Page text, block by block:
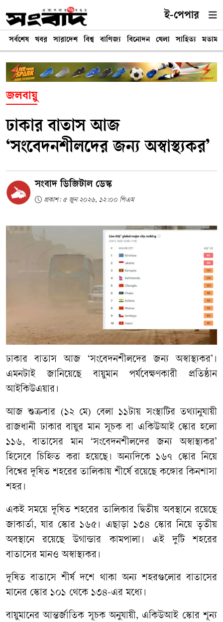
ই-পেপার
সর্বশেষ খবর সারাদেশ বিশ্ব বাণিজ্য বিনোদন খেলা সাহিত্য মতামত
জলবায়ু
ঢাকার বাতাস আজ
‘সংবেদনশীলদের জন্য অস্বাস্থ্যকর’
সংবাদ ডিজিটাল ডেস্ক
প্রকাশ: ৫ জুন ২০২৬, ১২:০০ পিএম
ঢাকার বাতাস আজ ‘সংবেদনশীলদের জন্য অস্বাস্থ্যকর’।
এমনটাই জানিয়েছে বায়ুমান পর্যবেক্ষণকারী প্রতিষ্ঠান
আইকিউএয়ার।
আজ শুক্রবার (১২ মে) বেলা ১১টায় সংস্থাটির তথ্যানুযায়ী
রাজধানী ঢাকার বায়ুর মান সূচক বা একিউআই স্কোর হলো
১১৬, বাতাসের মান ‘সংবেদনশীলদের জন্য অস্বাস্থ্যকর’
হিসেবে চিহ্নিত করা হয়েছে। অন্যদিকে ১৬৭ স্কোর নিয়ে
বিশ্বের দূষিত শহরের তালিকায় শীর্ষে রয়েছে কঙ্গোর কিনশাসা
শহর।
একই সময়ে দূষিত শহরের তালিকার দ্বিতীয় অবস্থানে রয়েছে
জাকার্তা, যার স্কোর ১৬৫। এছাড়া ১৩৪ স্কোর নিয়ে তৃতীয়
অবস্থানে রয়েছে উগান্ডার কামপালা। এই দুটি শহরের
বাতাসের মানও অস্বাস্থ্যকর।
দূষিত বাতাসে শীর্ষ দশে থাকা অন্য শহরগুলোর বাতাসের
মানের স্কোর ১০১ থেকে ১৩৪-এর মধ্যে।
বায়ুমানের আন্তর্জাতিক সূচক অনুযায়ী, একিউআই স্কোর শূন্য